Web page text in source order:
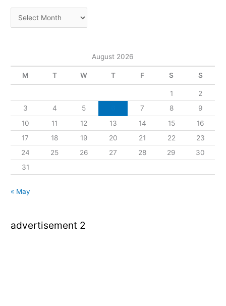
August 2026
M T W T F S S
1
2
3
4 5 7 8
9
10
11 12 13 14 15
16
17
18 19 20 21 22
23
24
25 26 27 28 29
30
31
« May
advertisement 2